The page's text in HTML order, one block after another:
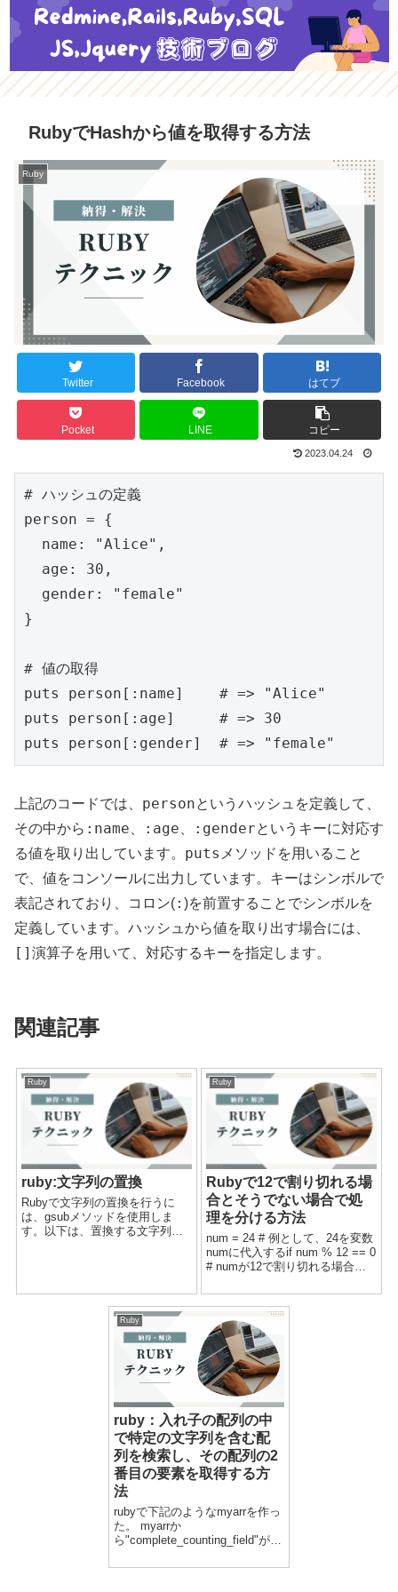
RubyでHashから値を取得する方法
Ruby
Twitter Facebook はてブ
Pocket LINE コピー
2023.04.24
# ハッシュの定義
person = {
}
# 値の取得
puts person[:name]    # => "Alice"
puts person[:age]     # => 30
puts person[:gender]  # => "female"
上記のコードでは、 personというハッシュを定義して、
その中から :name :age :genderというキーに対応す
る値を取り出しています。 puts メソッドを用いること
で、値をコンソールに出力しています。キーはシンボルで
表記されており、コロン(: )を前置することでシンボルを
定義しています。ハッシュから値を取り出す場合には、
[] 演算子を用いて、対応するキーを指定します。
関連記事
Ruby
ruby:文字列の置換
Rubyで文字列の置換を行うに
は、gsubメソッドを使用しま
す。以下は、置換する文字列と
Ruby
Rubyで12で割り切れる場
合とそうでない場合で処
理を分ける方法
num = 24 # 例として、24を変数
numに代入するif num % 12 == 0
# numが12で割り切れる場合の
れます"else # numが12で割り切
Ruby
ruby：入れ子の配列の中
で特定の文字列を含む配
列を検索し、その配列の2
番目の要素を取得する方
法
rubyで下記のようなmyarrを作っ
た。 myarrか
ら"complete_counting_field"が含
て）、二番目の要素を取得する